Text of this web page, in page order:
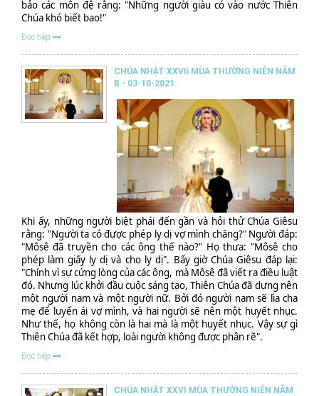
bảo các môn đệ rằng: "Những người giàu có vào nước Thiên
Chúa khó biết bao!"
Đọc tiếp
CHÚA NHẬT XXVIi MÙA THƯỜNG NIÊN NĂM
B - 03-10-2021
Khi ấy, những người biệt phái đến gần và hỏi thử Chúa Giêsu
rằng: "Người ta có được phép ly dị vợ mình chăng?" Người đáp:
"Môsê đã truyền cho các ông thế nào?" Họ thưa: "Môsê cho
phép làm giấy ly dị và cho ly dị". Bấy giờ Chúa Giêsu đáp lại:
"Chính vì sự cứng lòng của các ông, mà Môsê đã viết ra điều luật
đó. Nhưng lúc khởi đầu cuộc sáng tạo, Thiên Chúa đã dựng nên
một người nam và một người nữ. Bởi đó người nam sẽ lìa cha
mẹ để luyến ái vợ mình, và hai người sẽ nên một huyết nhục.
Như thế, họ không còn là hai mà là một huyết nhục. Vậy sự gì
Thiên Chúa đã kết hợp, loài người không được phân rẽ".
Đọc tiếp
CHÚA NHẬT XXVI MÙA THƯỜNG NIÊN NĂM